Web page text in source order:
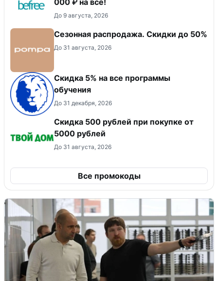
До 9 августа, 2026
Сезонная распродажа. Скидки до 50%
До 31 августа, 2026
Скидка 5% на все программы
обучения
До 31 декабря, 2026
Скидка 500 рублей при покупке от
5000 рублей
До 31 августа, 2026
Все промокоды